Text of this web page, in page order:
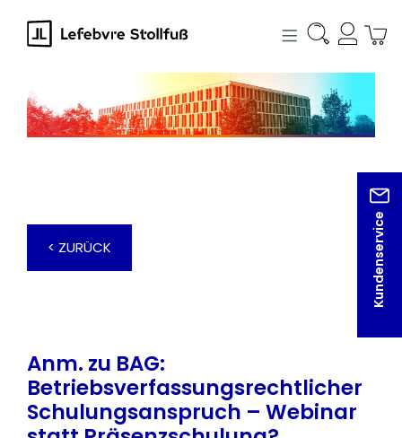
springen
Kundenservice
< ZURÜCK
Anm. zu BAG:
Betriebsverfassungsrechtlicher
Schulungsanspruch – Webinar